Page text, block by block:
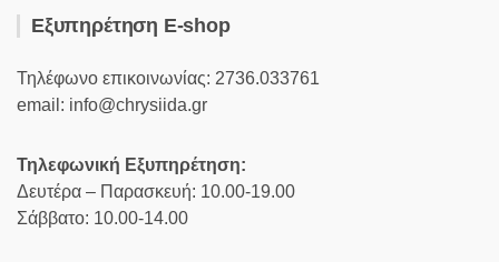
Εξυπηρέτηση E-shop
Τηλέφωνο επικοινωνίας: 2736.033761
email: info@chrysiida.gr
Τηλεφωνική Εξυπηρέτηση:
Δευτέρα – Παρασκευή: 10.00-19.00
Σάββατο: 10.00-14.00